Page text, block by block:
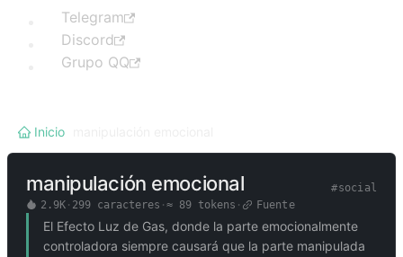
Telegram
Discord
Grupo QQ
Inicio
manipulación emocional #social
2.9K· 299 caracteres · ≈ 89tokens · Fuente
El Efecto Luz de Gas, donde la parte emocionalmente
controladora siempre causará que la parte manipulada